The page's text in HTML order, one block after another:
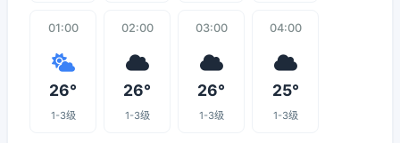
01:00
26°
1-3级
02:00
26°
1-3级
03:00
26°
1-3级
04:00
25°
1-3级